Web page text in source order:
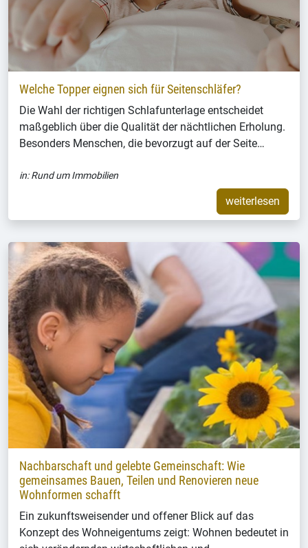
Welche Topper eignen sich für Seitenschläfer?
Die Wahl der richtigen Schlafunterlage entscheidet
maßgeblich über die Qualität der nächtlichen Erholung.
Besonders Menschen, die bevorzugt auf der Seite…
in:Rund um Immobilien
weiterlesen
Nachbarschaft und gelebte Gemeinschaft: Wie
gemeinsames Bauen, Teilen und Renovieren neue
Wohnformen schafft
Ein zukunftsweisender und offener Blick auf das
Konzept des Wohneigentums zeigt: Wohnen bedeutet in